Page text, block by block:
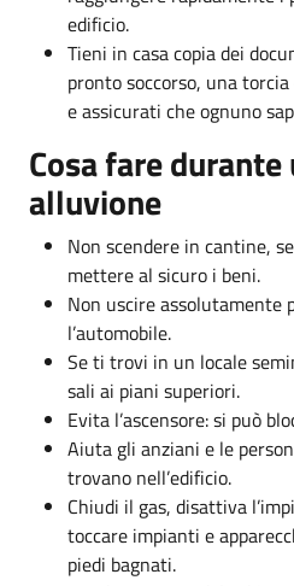
edificio.
Tieni in casa copia dei
pronto soccorso, una
e assicurati che ognuno
Cosa fare
alluvione
Non scendere in cantine,
mettere al sicuro i beni.
Non uscire assolutamente
l’automobile.
Se ti trovi in un locale
sali ai piani superiori.
Evita l’ascensore: si può
Aiuta gli anziani e le
trovano nell’edificio.
Chiudi il gas, disattiva
toccare impianti e
piedi bagnati.